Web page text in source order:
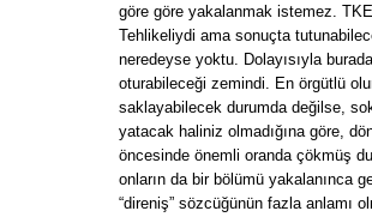
göre göre yakalanmak istemez.
Tehlikeliydi ama sonuçta
neredeyse yoktu. Dolayısıyla
oturabileceği zemindi. En örgütlü
saklayabilecek durumda değilse,
yatacak haliniz olmadığına göre,
öncesinde önemli oranda çökmüş
onların da bir bölümü yakalanınca
“direniş” sözcüğünün fazla anlamı